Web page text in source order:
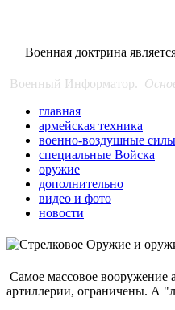
Военная доктрина
Военный Информатор.
главная
армейская техника
военно-воздушные силы
специальные Войска
оружие
дополнительно
видео и фото
новости
Самое массовое вооружение
артиллерии, ограничены. А